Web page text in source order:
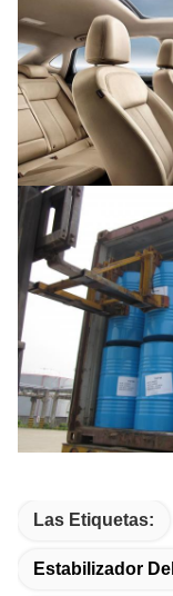
Las Etiquetas:
Estabilizador